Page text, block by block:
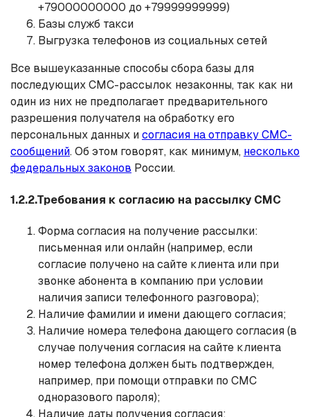
+79000000000 до +79999999999)
Базы служб такси
Выгрузка телефонов из социальных сетей
Все вышеуказанные способы сбора базы для
последующих СМС-рассылок незаконны, так как ни
один из них не предполагает предварительного
разрешения получателя на обработку его
персональных данных исогласия на отправку СМС-
сообщений. Об этом говорят, как минимум, несколько
федеральных законов России.
1.2.2.Требования к согласию на рассылку СМС
Форма согласия на получение рассылки:
письменная или онлайн (например, если
согласие получено на сайте клиента или при
звонке абонента в компанию при условии
наличия записи телефонного разговора);
Наличие фамилии и имени дающего согласия;
Наличие номера телефона дающего согласия (в
случае получения согласия на сайте клиента
номер телефона должен быть подтвержден,
например, при помощи отправки по СМС
одноразового пароля);
Наличие даты получения согласия;